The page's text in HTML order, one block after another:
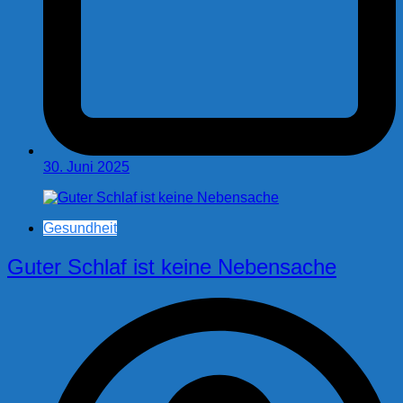
30. Juni 2025
Gesundheit
Guter Schlaf ist keine Nebensache